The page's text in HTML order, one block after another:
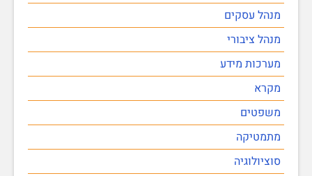
מנהל עסקים
מנהל ציבורי
מערכות מידע
מקרא
משפטים
מתמטיקה
סוציולוגיה